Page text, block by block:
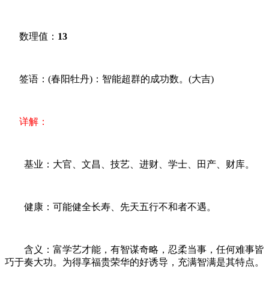
数理值： 13
签语：(春阳牡丹)：智能超群的成功数。(大吉)
详解：
基业：大官、文昌、技艺、进财、学士、田产、财库。
健康：可能健全长寿、先天五行不和者不遇。
含义：富学艺才能，有智谋奇略，忍柔当事，任何难事皆
巧于奏大功。为得享福贵荣华的好诱导，充满智满是其特点。